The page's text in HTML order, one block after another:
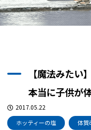
【魔法みたい
本当に子供が
2017.05.22
ホッティーの塩
体質